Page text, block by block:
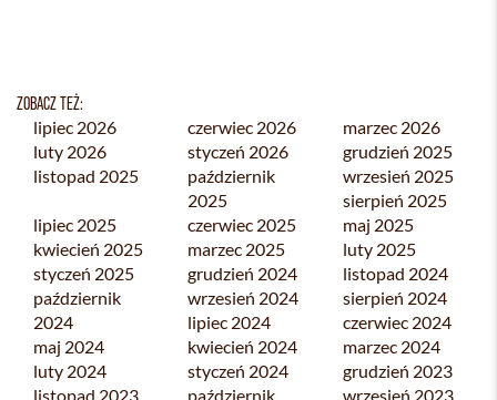
ZOBACZ TEŻ:
lipiec 2026 czerwiec 2026
marzec 2026
luty 2026
styczeń 2026
grudzień 2025
listopad 2025
październik
2025
wrzesień 2025
sierpień 2025
lipiec 2025
czerwiec 2025
maj 2025
kwiecień 2025
marzec 2025
luty 2025
styczeń 2025
grudzień 2024
listopad 2024
październik
2024
wrzesień 2024
sierpień 2024
lipiec 2024
czerwiec 2024
maj 2024
kwiecień 2024
marzec 2024
luty 2024
styczeń 2024
grudzień 2023
listopad 2023
październik
wrzesień 2023